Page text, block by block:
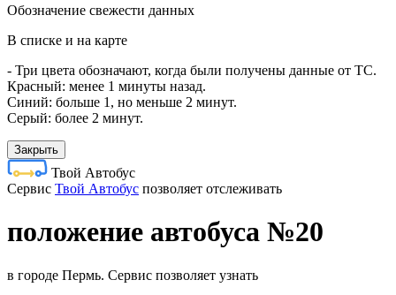
Обозначение свежести данных
В списке и на карте
- Три цвета обозначают, когда были получены данные от ТС.
Красный: менее 1 минуты назад.
Синий: больше 1, но меньше 2 минут.
Серый: более 2 минут.
Закрыть
Твой Автобус
Cервис Твой Автобус позволяет отслеживать
положение автобуса №20
в городе Пермь. Сервис позволяет узнать